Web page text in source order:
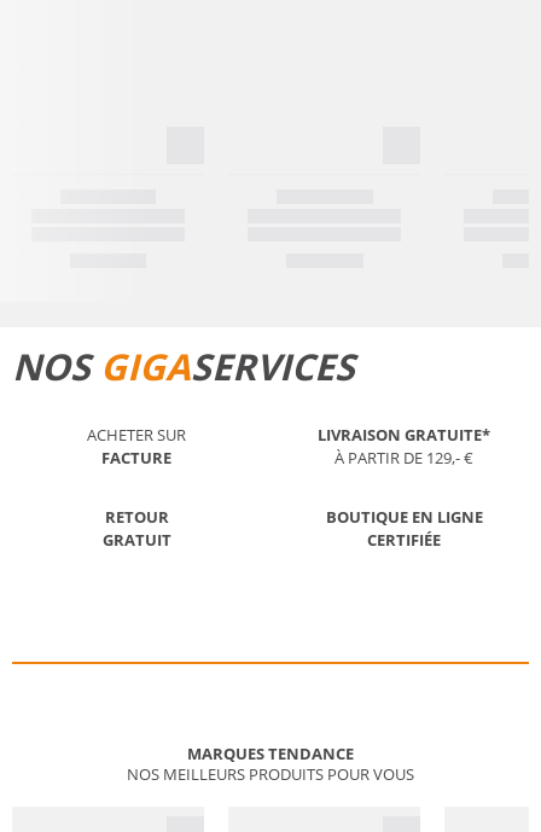
NOS GIGASERVICES
ACHETER SUR
FACTURE
LIVRAISON GRATUITE*
À PARTIR DE 129,- €
RETOUR
GRATUIT
BOUTIQUE EN LIGNE
CERTIFIÉE
MARQUES TENDANCE
NOS MEILLEURS PRODUITS POUR VOUS